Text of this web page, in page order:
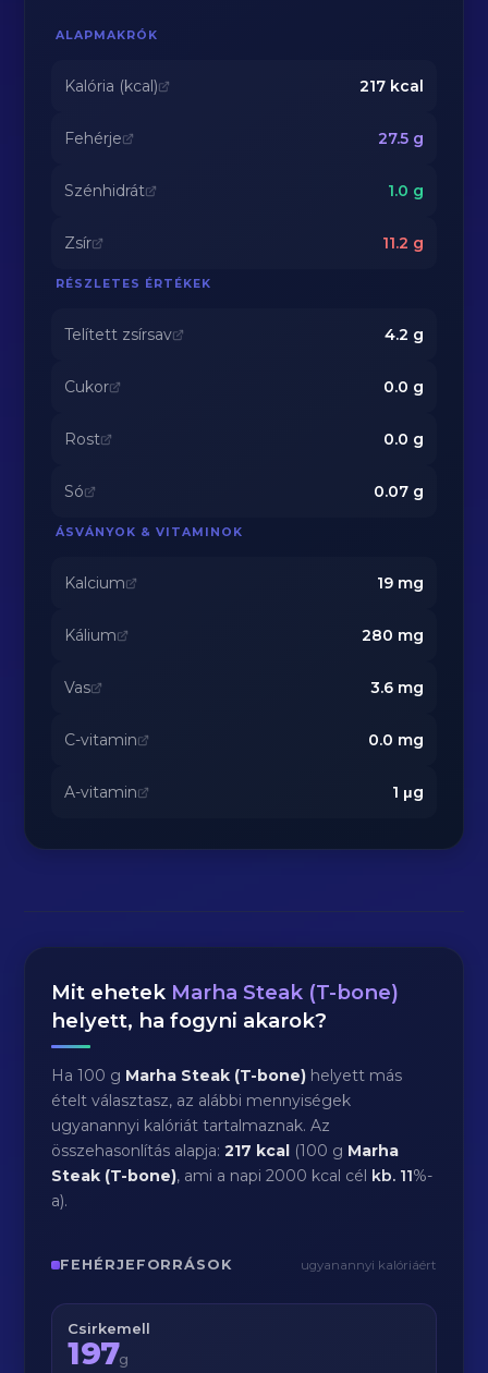
ALAPMAKRÓK
Kalória (kcal) 217kcal
Fehérje 27.5g
Szénhidrát 1.0 g
Zsír 11.2 g
RÉSZLETES ÉRTÉKEK
Telített zsírsav 4.2 g
Cukor 0.0 g
Rost 0.0 g
Só 0.07g
ÁSVÁNYOK & VITAMINOK
Kalcium 19mg
Kálium 280 mg
Vas 3.6mg
C-vitamin 0.0 mg
A-vitamin 1 μg
Mit ehetek Marha Steak (T-bone)
helyett, ha fogyni akarok?
Ha 100 g Marha Steak (T-bone) helyett más
ételt választasz, az alábbi mennyiségek
ugyanannyi kalóriát tartalmaznak. Az
összehasonlítás alapja:217 kcal (100 g Marha
Steak (T-bone), ami a napi 2000 kcal cél kb. 11%-
a).
FEHÉRJEFORRÁSOK ugyanannyi kalóriáért
Csirkemell
197g